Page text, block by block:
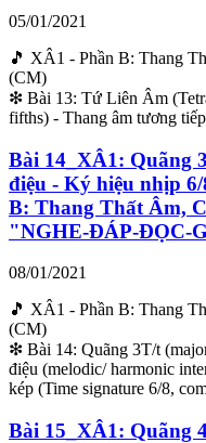
05/01/2021
🎵 XÂ1 - Phần B: Thang
(CM)
❇ Bài 13: Tứ Liên Âm
fifths) - Thang âm tương tiếp
Bài 14_XÂ1: Quãng
điệu - Ký hiệu nhịp
B: Thang Thất Âm,
"NGHE-ĐÁP-ĐỌC-
08/01/2021
🎵 XÂ1 - Phần B: Thang
(CM)
❇ Bài 14: Quãng 3T/t
điệu (melodic/ harmonic
kép (Time signature 6/8,
Bài 15_XÂ1: Quãng